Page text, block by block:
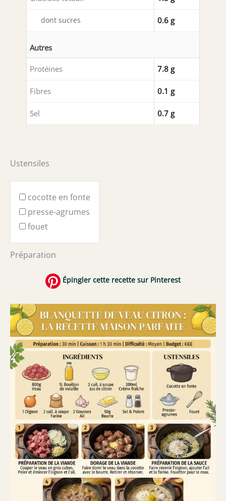
dont sucres 0.6 g
Autres
Protéines 7.8 g
Fibres 0.1 g
Sel 0.7 g
Ustensiles
cocotte en fonte
presse-agrumes
fouet
Préparation
Épingler cette recette sur Pinterest